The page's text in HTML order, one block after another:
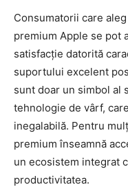
Consumatorii care
premium Apple se pot
satisfacție datorită
suportului excelent
sunt doar un simbol al
tehnologie de vârf,
inegalabilă. Pentru
premium înseamnă
un ecosistem integrat
productivitatea.